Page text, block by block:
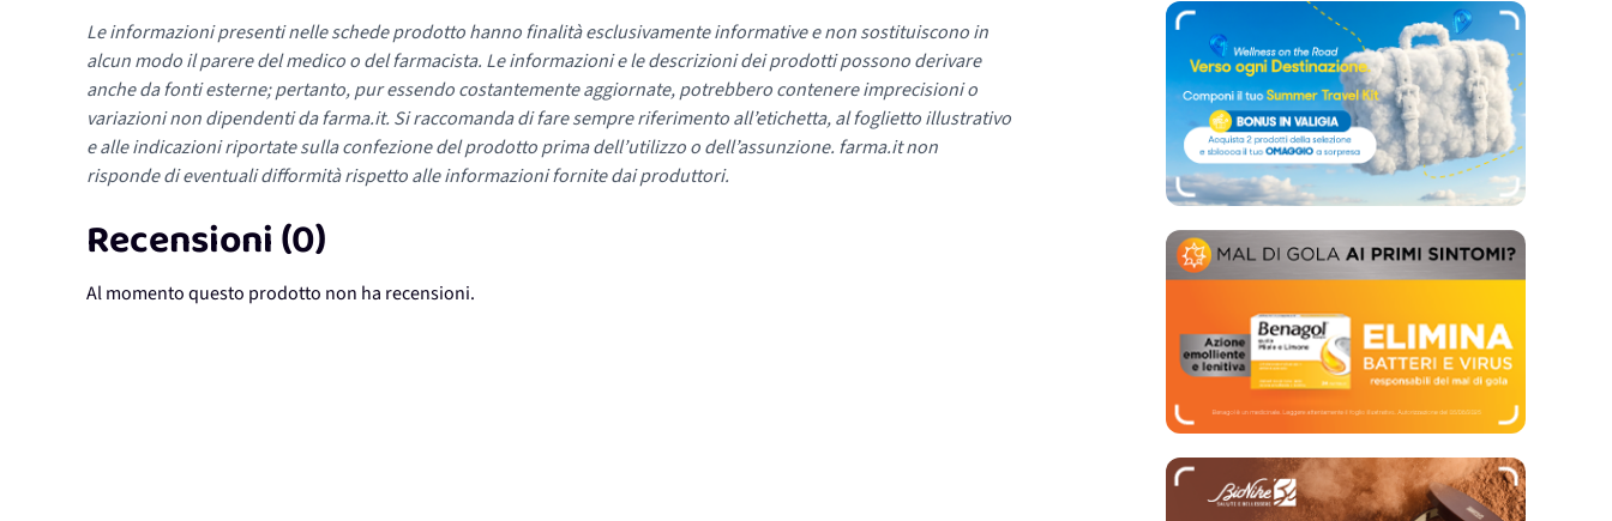
Le informazioni presenti nelle schede prodotto hanno finalità esclusivamente informative e non sostituiscono in
alcun modo il parere del medico o del farmacista. Le informazioni e le descrizioni dei prodotti possono derivare
anche da fonti esterne; pertanto, pur essendo costantemente aggiornate, potrebbero contenere imprecisioni o
variazioni non dipendenti da farma.it. Si raccomanda di fare sempre riferimento all’etichetta, al foglietto illustrativo
e alle indicazioni riportate sulla confezione del prodotto prima dell’utilizzo o dell’assunzione. farma.it non
risponde di eventuali difformità rispetto alle informazioni fornite dai produttori.
Recensioni (0)
Al momento questo prodotto non ha recensioni.